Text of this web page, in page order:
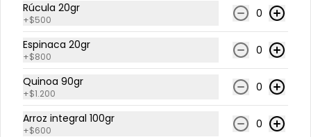
tomate cherry, cilantro, apio,
zanahoria, queso mantecoso, pollo
grille en cubos, aceite de oliva con
Rúcula 20gr
+$500 0
Espinaca 20gr
+$800 0
Quinoa 90gr
+$1.200 0
Arroz integral 100gr
+$600 0